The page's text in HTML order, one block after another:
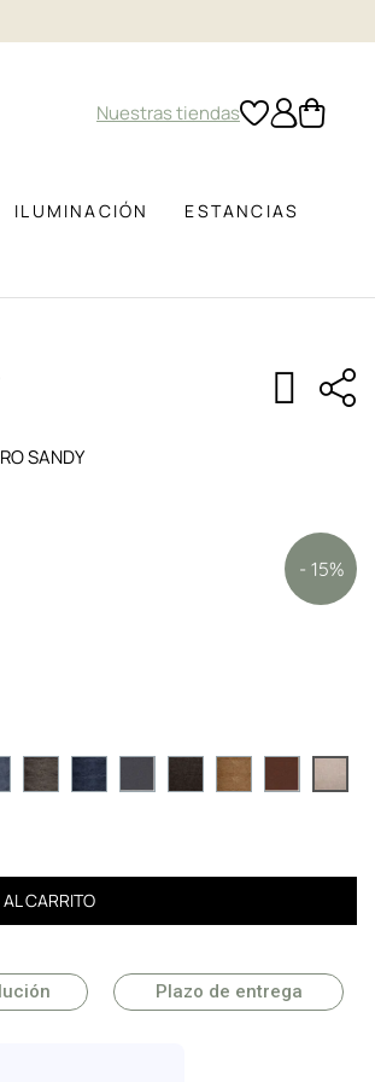
Nuestras tiendas
ILUMINACIÓN ESTANCIAS
SANDY
- 15%
CARRITO
Plazo de entrega